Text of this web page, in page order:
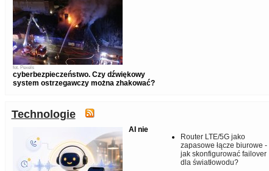
fot. Pexels
cyberbezpieczeństwo. Czy dźwiękowy
system ostrzegawczy można zhakować?
Technologie
AI nie
Router LTE/5G jako
zapasowe łącze biurowe -
jak skonfigurować failover
dla światłowodu?